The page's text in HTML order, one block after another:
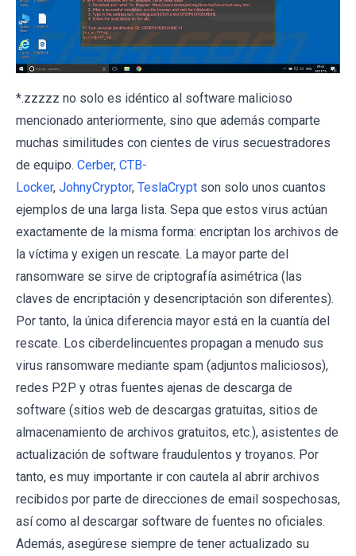
*.zzzzz no solo es idéntico al software malicioso
mencionado anteriormente, sino que además comparte
muchas similitudes con cientes de virus secuestradores
de equipo. Cerber, CTB-
Locker, JohnyCryptor, TeslaCrypt son solo unos cuantos
ejemplos de una larga lista. Sepa que estos virus actúan
exactamente de la misma forma: encriptan los archivos de
la víctima y exigen un rescate. La mayor parte del
ransomware se sirve de criptografía asimétrica (las
claves de encriptación y desencriptación son diferentes).
Por tanto, la única diferencia mayor está en la cuantía del
rescate. Los ciberdelincuentes propagan a menudo sus
virus ransomware mediante spam (adjuntos maliciosos),
redes P2P y otras fuentes ajenas de descarga de
software (sitios web de descargas gratuitas, sitios de
almacenamiento de archivos gratuitos, etc.), asistentes de
actualización de software fraudulentos y troyanos. Por
tanto, es muy importante ir con cautela al abrir archivos
recibidos por parte de direcciones de email sospechosas,
así como al descargar software de fuentes no oficiales.
Además, asegúrese siempre de tener actualizado su